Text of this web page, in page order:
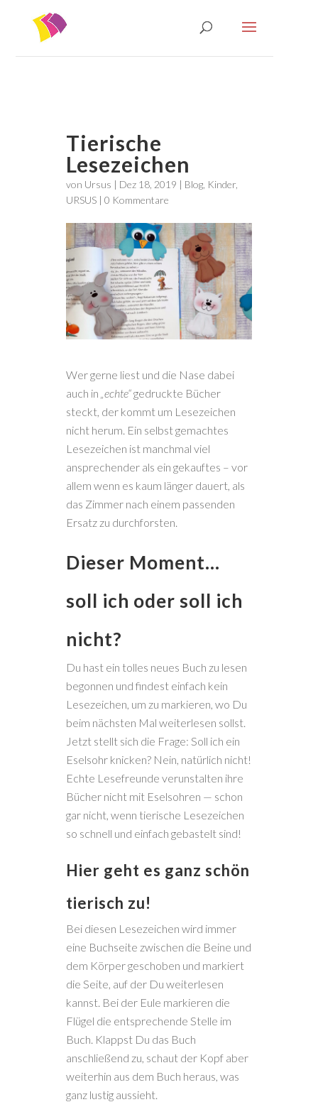
Tierische
Lesezeichen
von Ursus | Dez 18, 2019 | Blog, Kinder,
URSUS| 0 Kommentare
Wer gerne liest und die Nase dabei
auch in „echte“gedruckte Bücher
steckt, der kommt um Lesezeichen
nicht herum. Ein selbst gemachtes
Lesezeichen ist manchmal viel
ansprechender als ein gekauftes – vor
allem wenn es kaum länger dauert, als
das Zimmer nach einem passenden
Ersatz zu durchforsten.
Dieser Moment…
soll ich oder soll ich
nicht?
Du hast ein tolles neues Buch zu lesen
begonnen und findest einfach kein
Lesezeichen, um zu markieren, wo Du
beim nächsten Mal weiterlesen sollst.
Jetzt stellt sich die Frage: Soll ich ein
Eselsohr knicken? Nein, natürlich nicht!
Echte Lesefreunde verunstalten ihre
Bücher nicht mit Eselsohren — schon
gar nicht, wenn tierische Lesezeichen
so schnell und einfach gebastelt sind!
Hier geht es ganz schön
tierisch zu!
Bei diesen Lesezeichen wird immer
eine Buchseite zwischen die Beine und
dem Körper geschoben und markiert
die Seite, auf der Du weiterlesen
kannst. Bei der Eule markieren die
Flügel die entsprechende Stelle im
Buch. Klappst Du das Buch
anschließend zu, schaut der Kopf aber
weiterhin aus dem Buch heraus, was
ganz lustig aussieht.